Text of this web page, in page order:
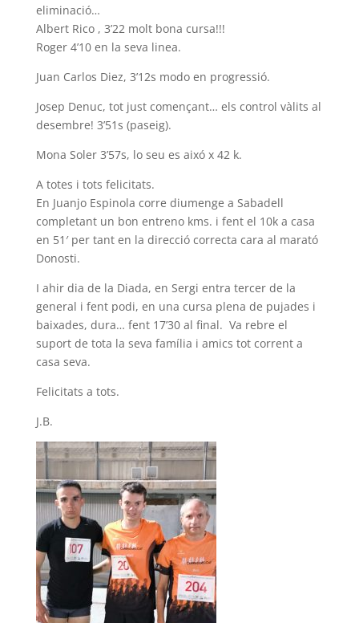
eliminació…
Albert Rico , 3’22 molt bona cursa!!!
Roger 4’10 en la seva linea.
Juan Carlos Diez, 3’12s modo en progressió.
Josep Denuc, tot just començant… els control vàlits al
desembre! 3’51s (paseig).
Mona Soler 3’57s, lo seu es aixó x 42 k.
A totes i tots felicitats.
En Juanjo Espinola corre diumenge a Sabadell
completant un bon entreno kms. i fent el 10k a casa
en 51′ per tant en la direcció correcta cara al marató
Donosti.
I ahir dia de la Diada, en Sergi entra tercer de la
general i fent podi, en una cursa plena de pujades i
baixades, dura… fent 17’30 al final. Va rebre el
suport de tota la seva família i amics tot corrent a
casa seva.
Felicitats a tots.
J.B.